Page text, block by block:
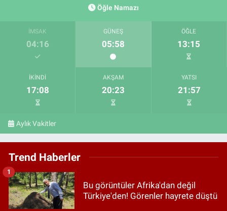
Öğle Namazı
İMSAK
04:16
GÜNEŞ
05:58
ÖĞLE
13:15
İKINDI
17:08
AKŞAM
20:23
YATSI
21:57
Aylık Vakitler
Trend Haberler
Bu görüntüler Afrika'dan değil
Türkiye'den! Görenler hayrete düştü
1